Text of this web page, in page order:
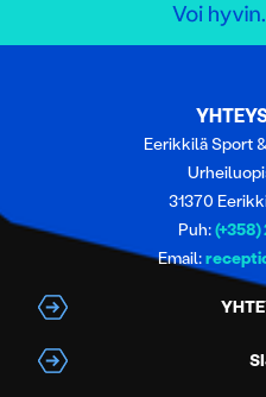
Eerikkilä Sport
31370
Puh:(+358)
Email: